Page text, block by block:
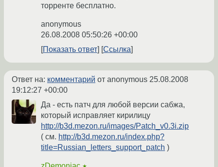
торренте бесплатно.
anonymous
26.08.2008 05:50:26 +00:00
Показать ответ
Ссылка
Ответ на: комментарий от anonymous 25.08.2008
19:12:27 +00:00
Да - есть патч для любой версии сабжа,
который исправляет кирилицу
http://b3d.mezon.ru/images/Patch_v0.3i.zip
( см. http://b3d.mezon.ru/index.php?
title=Russian_letters_support_patch )